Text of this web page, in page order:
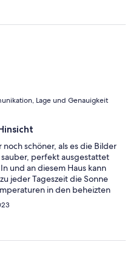
draußen duschen kann.
Nachschub
ansprechbar und bei
direkt vor Ort (wir hatten am
im Haus - was aber aufgrund
warmen Wetters absolut
in Bewegung gesetzt,
einfach ein tolles Haus mit
wir nächstes Jahr wieder
bereits :)
Lage und Genauigkeit
noch schöner, als es die Bilder
perfekt ausgestattet
und an diesem Haus kann
jeder Tageszeit die Sonne
in den beheizten
das perfekte Inselmenue
viele Sonnenstunden und